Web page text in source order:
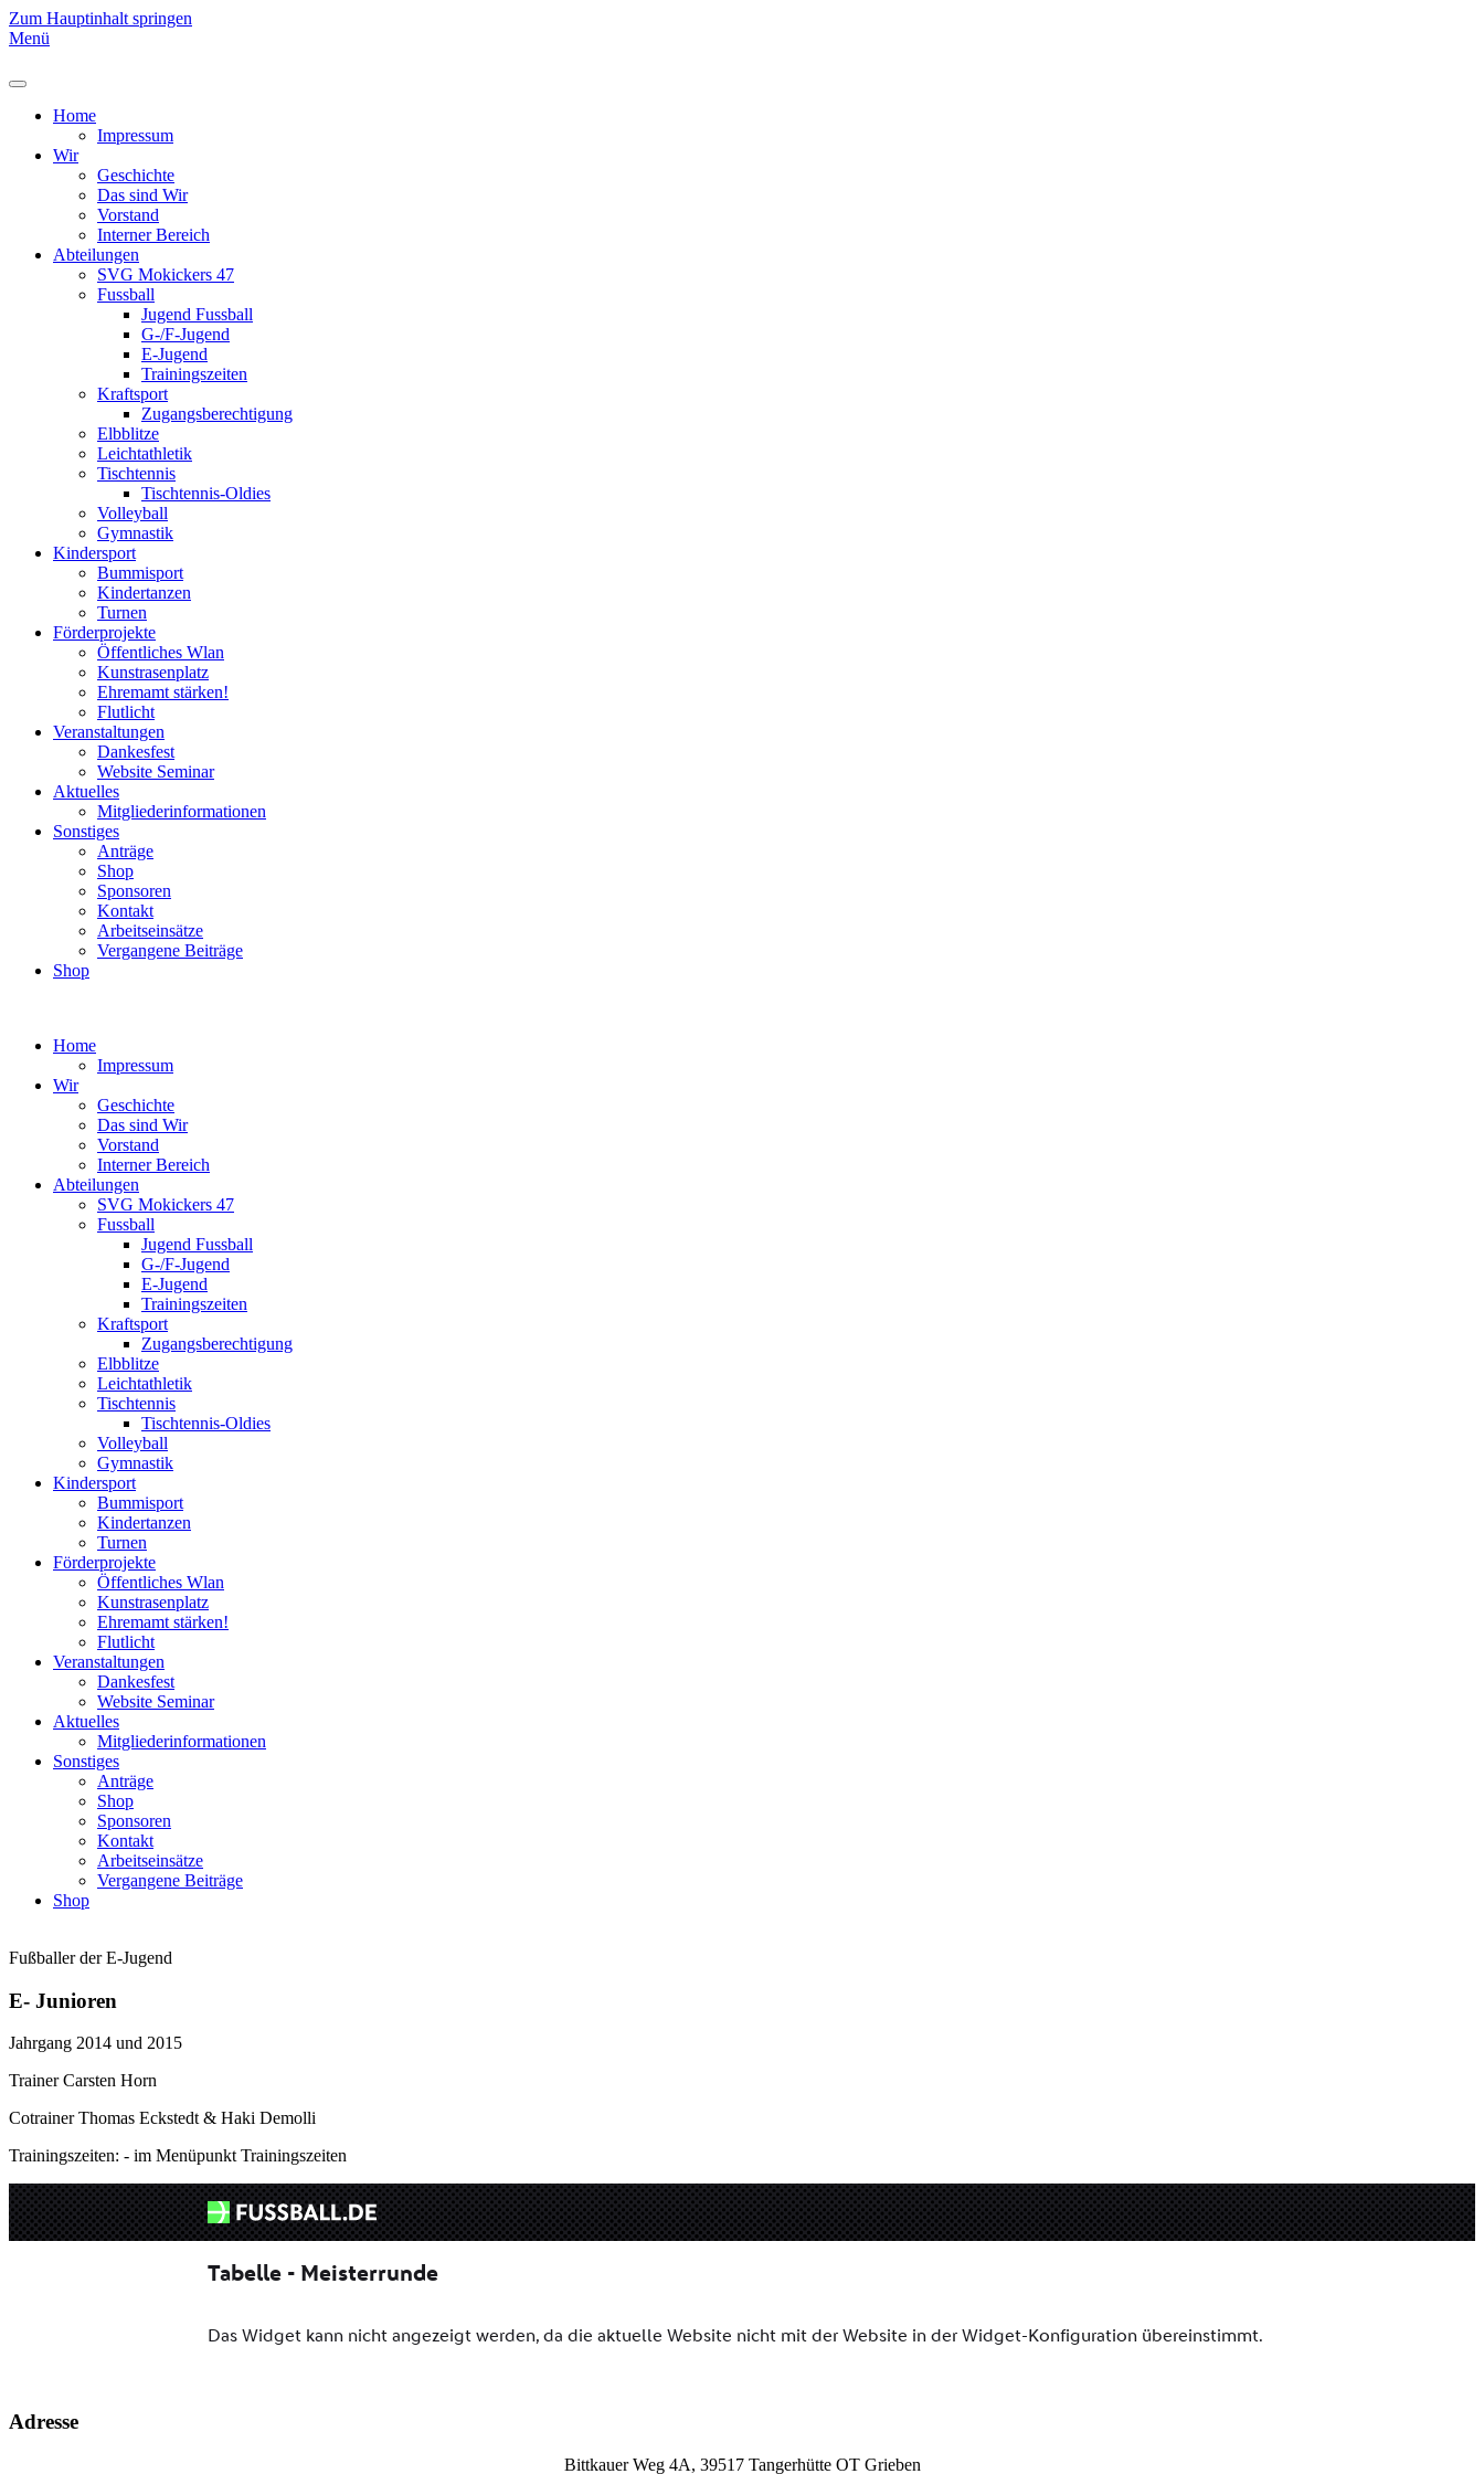
Zum Hauptinhalt springen
Menü
Home
Impressum
Wir
Geschichte
Das sind Wir
Vorstand
Interner Bereich
Abteilungen
SVG Mokickers 47
Fussball
Jugend Fussball
G-/F-Jugend
E-Jugend
Trainingszeiten
Kraftsport
Zugangsberechtigung
Elbblitze
Leichtathletik
Tischtennis
Tischtennis-Oldies
Volleyball
Gymnastik
Kindersport
Bummisport
Kindertanzen
Turnen
Förderprojekte
Öffentliches Wlan
Kunstrasenplatz
Ehremamt stärken!
Flutlicht
Veranstaltungen
Dankesfest
Website Seminar
Aktuelles
Mitgliederinformationen
Sonstiges
Anträge
Shop
Sponsoren
Kontakt
Arbeitseinsätze
Vergangene Beiträge
Shop
Home
Impressum
Wir
Geschichte
Das sind Wir
Vorstand
Interner Bereich
Abteilungen
SVG Mokickers 47
Fussball
Jugend Fussball
G-/F-Jugend
E-Jugend
Trainingszeiten
Kraftsport
Zugangsberechtigung
Elbblitze
Leichtathletik
Tischtennis
Tischtennis-Oldies
Volleyball
Gymnastik
Kindersport
Bummisport
Kindertanzen
Turnen
Förderprojekte
Öffentliches Wlan
Kunstrasenplatz
Ehremamt stärken!
Flutlicht
Veranstaltungen
Dankesfest
Website Seminar
Aktuelles
Mitgliederinformationen
Sonstiges
Anträge
Shop
Sponsoren
Kontakt
Arbeitseinsätze
Vergangene Beiträge
Shop
Fußballer der E-Jugend
E- Junioren
Jahrgang 2014 und 2015
Trainer Carsten Horn
Cotrainer Thomas Eckstedt & Haki Demolli
Trainingszeiten: - im Menüpunkt Trainingszeiten
Adresse
Bittkauer Weg 4A, 39517 Tangerhütte OT Grieben